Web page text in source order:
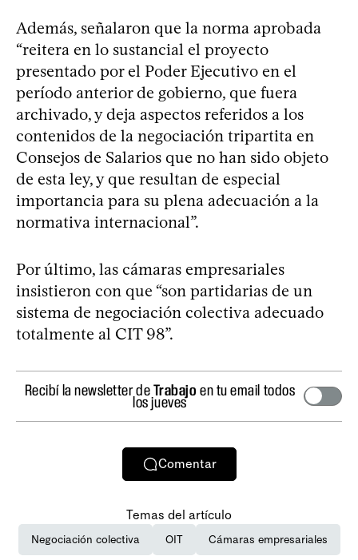
Además, señalaron que la norma aprobada
“reitera en lo sustancial el proyecto
presentado por el Poder Ejecutivo en el
período anterior de gobierno, que fuera
archivado, y deja aspectos referidos a los
contenidos de la negociación tripartita en
Consejos de Salarios que no han sido objeto
de esta ley, y que resultan de especial
importancia para su plena adecuación a la
normativa internacional”.
Por último, las cámaras empresariales
insistieron con que “son partidarias de un
sistema de negociación colectiva adecuado
totalmente al CIT 98”.
Recibí la newsletter deTrabajo en tu email todos
los jueves
Comentar
Temas del artículo
Negociación colectiva OIT Cámaras empresariales